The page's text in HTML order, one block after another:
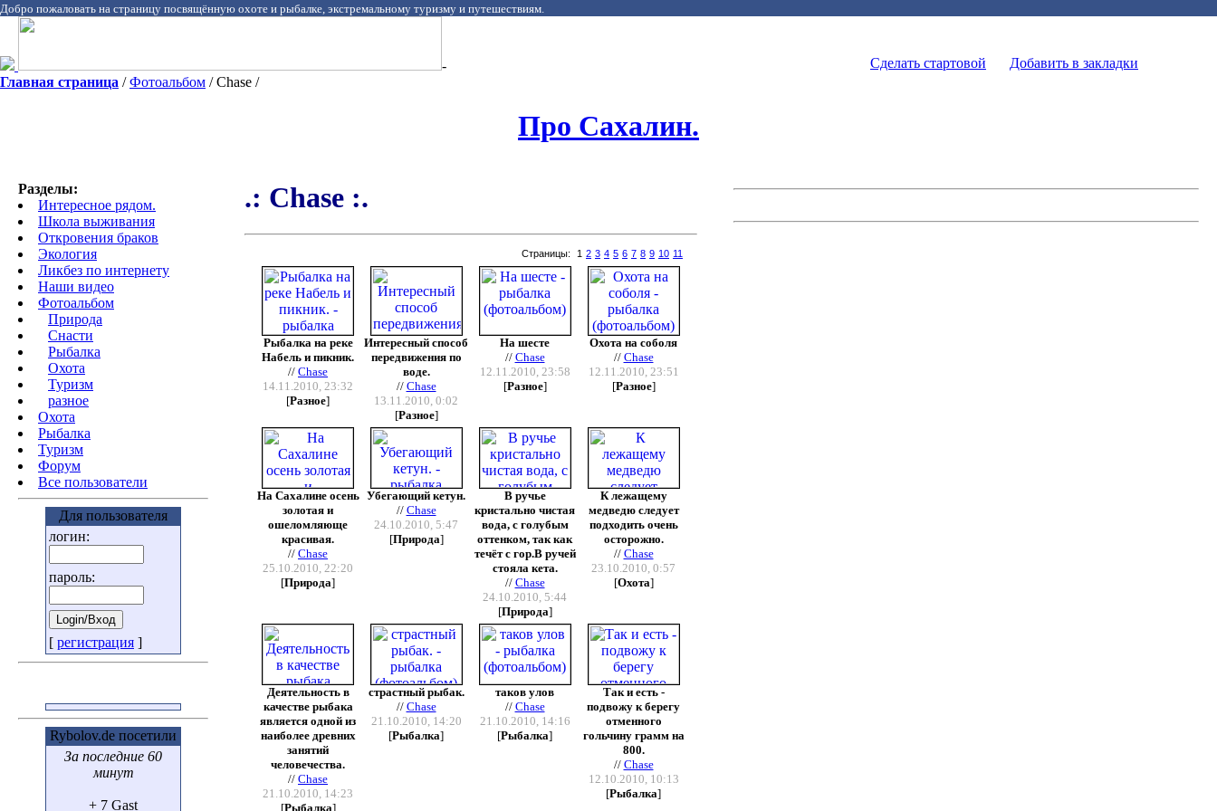
Добро пожаловать на страницу посвящённую охоте и рыбалке, экстремальному туризму и путешествиям.
- Сделать стартовой
Добавить в закладки
Главная страница /Фотоальбом / Chase /
Про Сахалин.
Разделы:
Интересное рядом.
Школа выживания
Откровения браков
Экология
Ликбез по интернету
Наши видео
Фотоальбом
Природа
Cнасти
Рыбалка
Охота
Туризм
разное
Охота
Pыбалка
Туризм
Форум
Все пользователи
Для пользователя
логин:
пароль:
[ регистрация ]
Rybolov.de посетили
За последние 60
минут
+ 7 Gast
.: Chase :.
Страницы: 1 2 3 4 5 6 7 8 9 10 11
Рыбалка на реке
Набель и пикник.
// Chase
14.11.2010, 23:32
[Разное]
Интересный способ
передвижения по
воде.
// Chase
13.11.2010, 0:02
[Разное]
На шесте
// Chase
12.11.2010, 23:58
[Разное]
Охота на соболя
// Chase
12.11.2010, 23:51
[Разное]
На Сахалине осень
золотая и
ошеломляюще
красивая.
// Chase
25.10.2010, 22:20
[Природа]
Убегающий кетун.
// Chase
24.10.2010, 5:47
[Природа]
В ручье
кристально чистая
вода, с голубым
оттенком, так как
течёт с гор.В ручей
стояла кета.
// Chase
24.10.2010, 5:44
[Природа]
К лежащему
медведю следует
подходить очень
осторожно.
// Chase
23.10.2010, 0:57
[Охота]
Деятельность в
качестве рыбака
является одной из
наиболее древних
занятий
человечества.
// Chase
21.10.2010, 14:23
[Рыбалка]
страстный рыбак.
// Chase
21.10.2010, 14:20
[Рыбалка]
таков улов
// Chase
21.10.2010, 14:16
[Рыбалка]
Так и есть -
подвожу к берегу
отменного
гольчину грамм на
800.
// Chase
12.10.2010, 10:13
[Рыбалка]